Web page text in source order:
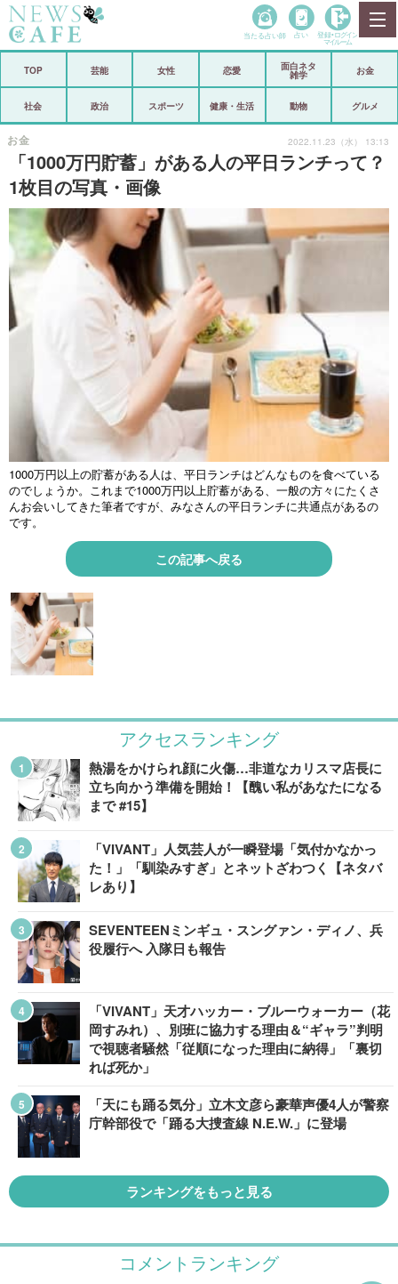
政治
芸能 スポーツ
恋愛 ビックリ
コメントポスト アリ／ナシ
リリース
登録・ログイン/マイルーム
当たる占い師 占い 登録• ログイン
マイルーム
TOP 芸能 女性 恋愛
面白ネタ
雑学
お金
社会 政治 スポーツ 健康・生活 動物 グルメ
「1000万円貯蓄」がある人の平日ランチって？
1枚目の写真・画像
お金 2022.11.23（水） 13:13
1000万円以上の貯蓄がある人は、平日ランチはどんなものを食べている
のでしょうか。これまで1000万円以上貯蓄がある、一般の方々にたくさ
んお会いしてきた筆者ですが、みなさんの平日ランチに共通点があるの
です。
この記事へ戻る
アクセスランキング
熱湯をかけられ顔に火傷…非道なカリスマ店長に
立ち向かう準備を開始！【醜い私があなたになる
まで #15】
「VIVANT」人気芸人が一瞬登場「気付かなかっ
た！」「馴染みすぎ」とネットざわつく【ネタバ
レあり】
SEVENTEENミンギュ・スングァン・ディノ、兵
役履行へ 入隊日も報告
「VIVANT」天才ハッカー・ブルーウォーカー（花
岡すみれ）、別班に協力する理由＆“ギャラ”判明
で視聴者騒然「従順になった理由に納得」「裏切
れば死か」
「天にも踊る気分」立木文彦ら豪華声優4人が警察
庁幹部役で「踊る大捜査線 N.E.W.」に登場
ランキングをもっと見る